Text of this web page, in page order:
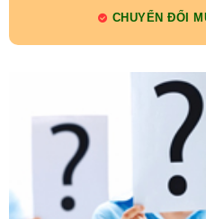
CHUYỂN ĐỔI